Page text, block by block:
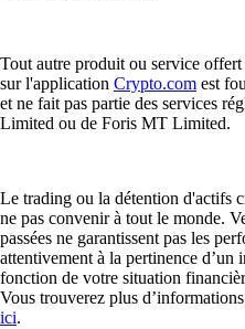
Tout autre produit ou service
sur l'application Crypto.com est
et ne fait pas partie des services
Limited ou de Foris MT Limited.
Le trading ou la détention d'actifs
ne pas convenir à tout le monde.
passées ne garantissent pas les
attentivement à la pertinence d’un
fonction de votre situation
Vous trouverez plus
ici.